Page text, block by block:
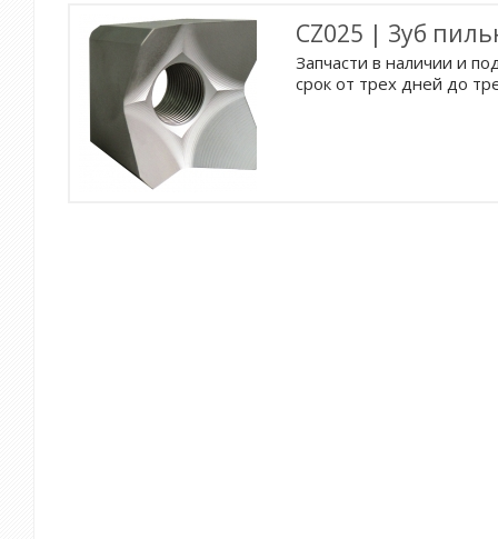
CZ025 | Зуб
Запчасти в наличии и
срок от трех дней до